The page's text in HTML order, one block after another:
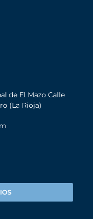
de El Mazo Calle
(La Rioja)